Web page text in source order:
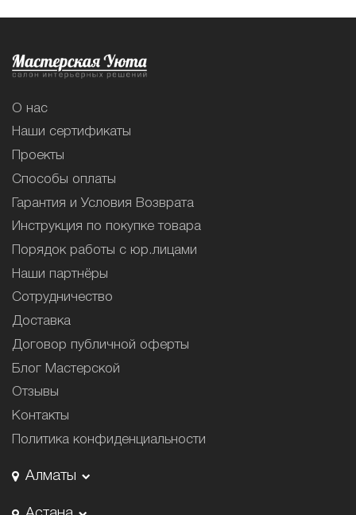
О нас
Наши сертификаты
Проекты
Способы оплаты
Гарантия и Условия Возврата
Инструкция по покупке товара
Порядок работы с юр.лицами
Наши партнёры
Сотрудничество
Доставка
Договор публичной оферты
Блог Мастерской
Отзывы
Контакты
Политика конфиденциальности
Алматы